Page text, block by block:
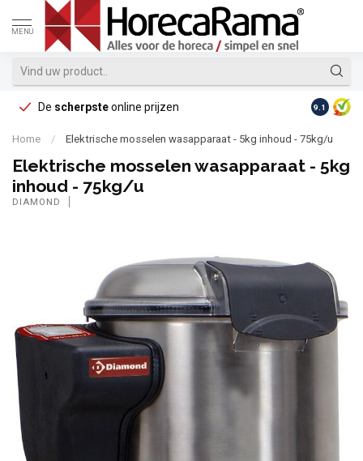
MENU
De scherpsteonline prijzen Op
9.1
Home / Elektrische mosselen wasapparaat - 5kg inhoud - 75kg/u
Elektrische mosselen wasapparaat - 5kg
inhoud - 75kg/u
DIAMOND